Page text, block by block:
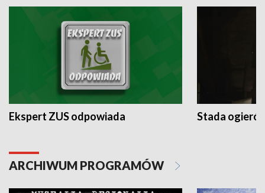
Ekspert ZUS odpowiada Stada
ARCHIWUM PROGRAMÓW